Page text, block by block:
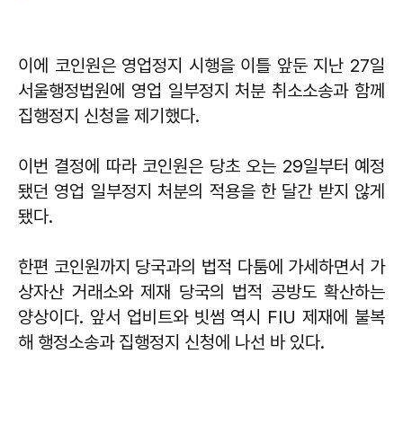
이에 코인원은 영업정지 시행을 이틀 앞둔 지난 27일
서울행정법원에 영업 일부정지 처분 취소소송과 함께
집행정지 신청을 제기했다.
이번 결정에 따라 코인원은 당초 오는 29일부터 예정
됐던 영업 일부정지 처분의 적용을 한 달간 받지 않게
됐다.
한편 코인원까지 당국과의 법적 다툼에 가세하면서 가
상자산 거래소와 제재 당국의 법적 공방도 확산하는
양상이다. 앞서 업비트와 빗썸 역시 FIU 제재에 불복
해 행정소송과 집행정지 신청에 나선 바 있다.